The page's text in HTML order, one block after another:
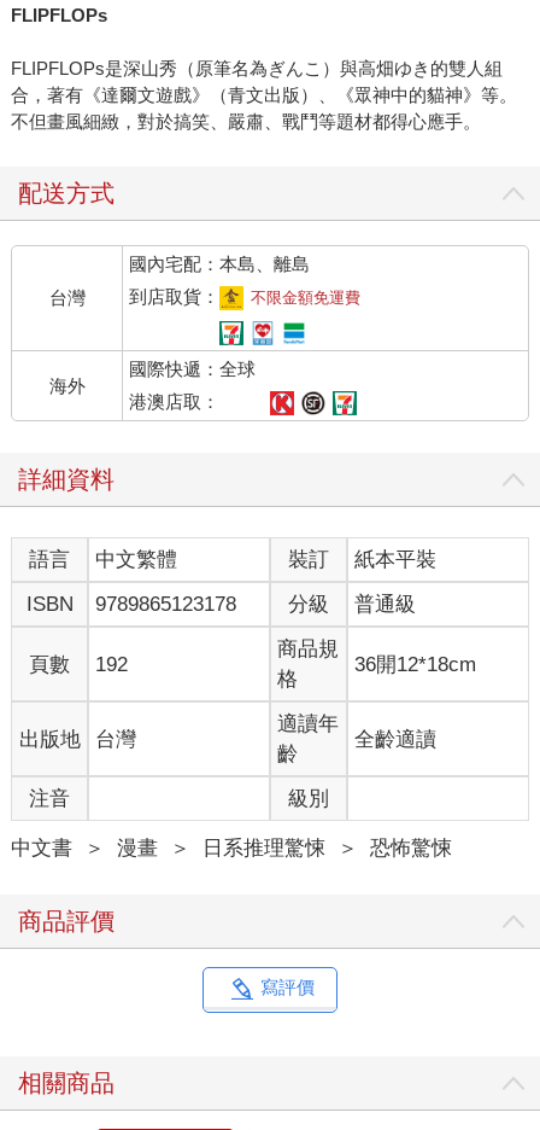
FLIPFLOPs
FLIPFLOPs是深山秀（原筆名為ぎんこ）與高畑ゆき的雙人組
合，著有《達爾文遊戲》（青文出版）、《眾神中的貓神》等。
不但畫風細緻，對於搞笑、嚴肅、戰鬥等題材都得心應手。
配送方式
台灣
國內宅配：本島、離島
到店取貨：
不限金額免運費
海外
國際快遞：全球
港澳店取：
詳細資料
語言 中文繁體 裝訂
紙本平裝
ISBN
9789865123178 分級 普通級
頁數 192
商品規
格
36開12*18cm
出版地 台灣
適讀年
齡
全齡適讀
注音 級別
中文書 ＞ 漫畫 ＞ 日系推理驚悚 ＞ 恐怖驚悚
商品評價
寫評價
相關商品